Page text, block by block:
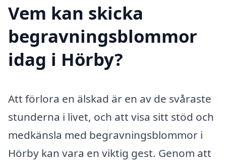
Vem kan skicka
begravningsblommor
idag i Hörby?
Att förlora en älskad är en av de svåraste
stunderna i livet, och att visa sitt stöd och
medkänsla med begravningsblommor i
Hörby kan vara en viktig gest. Genom att